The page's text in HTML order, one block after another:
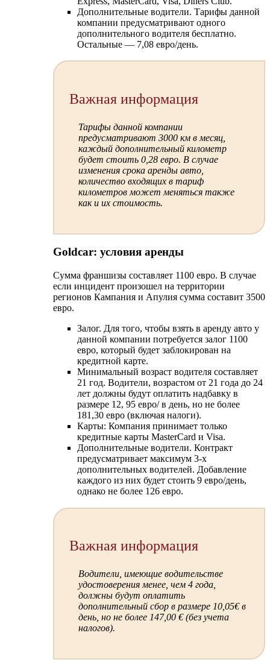
Дополнительные водители. Тарифы данной
компании предусматривают одного
дополнительного водителя бесплатно.
Остальные — 7,08 евро/день.
Важная информация
Тарифы данной компании
предусматривают 3000 км в месяц,
каждый дополнительный километр
будет стоить 0,28 евро. В случае
изменения срока аренды авто,
количество входящих в тариф
километров может меняться также
как и их стоимость.
Goldcar: условия аренды
Сумма франшизы составляет 1100 евро. В случае
если инцидент произошел на территории
регионов Кампания и Апулия сумма составит 3500
евро.
Залог. Для того, чтобы взять в аренду авто у
данной компании потребуется залог 1100
евро, который будет заблокирован на
кредитной карте.
Минимальный возраст водителя составляет
21 год. Водители, возрастом от 21 года до 24
лет должны будут оплатить надбавку в
размере 12, 95 евро/ в день, но не более
181,30 евро (включая налоги).
Карты: Компания принимает только
кредитные карты MasterCard и Visa.
Дополнительные водители. Контракт
предусматривает максимум 3-х
дополнительных водителей. Добавление
каждого из них будет стоить 9 евро/день,
однако не более 126 евро.
Важная информация
Водители, имеющие водительстве
удостоверения менее, чем 4 года,
должны будут оплатить
дополнительный сбор в размере 10,05€ в
день, но не более 147,00 € (без учета
налогов).